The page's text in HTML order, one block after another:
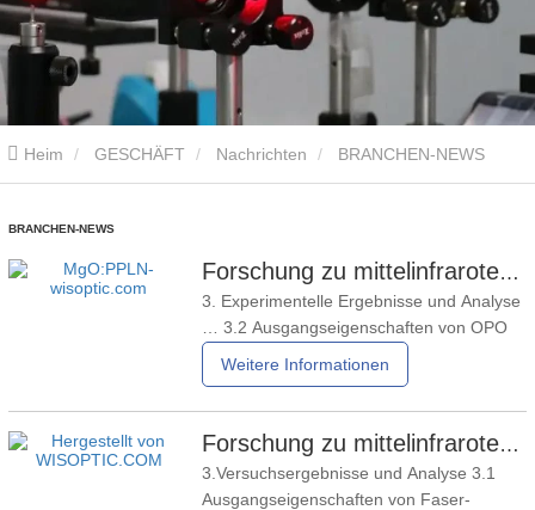
Heim GESCHÄFT Nachrichten BRANCHEN-NEWS
BRANCHEN-NEWS
Forschung zu mittelinfraroten parametrischen Oszillatoren - Teil 06
3. Experimentelle Ergebnisse und Analyse
… 3.2 Ausgangseigenschaften von OPO
M1 und M2, die das MgO:PPLN
beschriebene fasergepulste Laser wurde
justiert. Mit einem Fokusfleckanalysator
wurde der Strahltaille-Durchmesser des
Weitere Informationen
Forschung zu mittelinfraroten parametrischen Oszillatoren - Teil 05
3.Versuchsergebnisse und Analyse 3.1
Ausgangseigenschaften von Faser-